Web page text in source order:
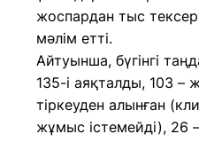
жоспардан тыс
мәлім етті.
Айтуынша, бүгінгі
135-і аяқталды, 103
тіркеуден алынған
жұмыс істемейді), 26